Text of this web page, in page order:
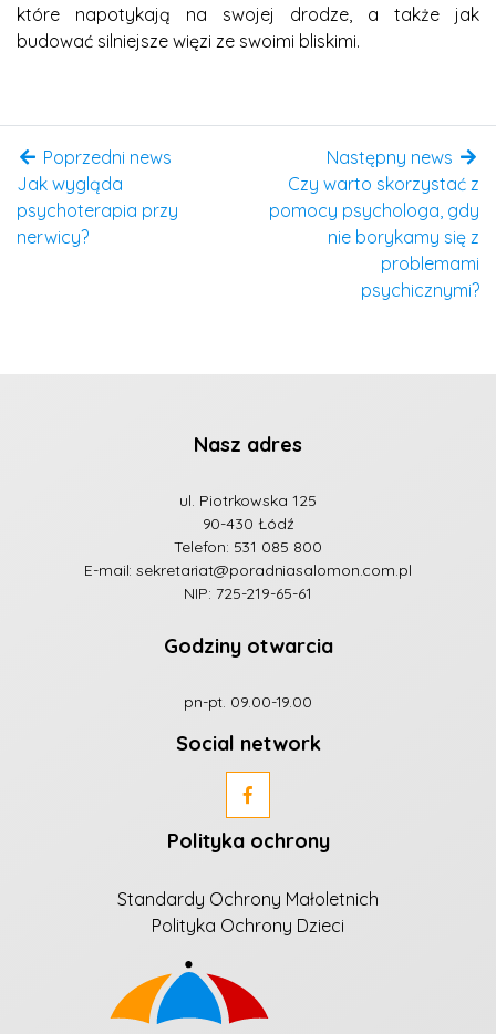
które napotykają na swojej drodze, a także jak
budować silniejsze więzi ze swoimi bliskimi.
Poprzedni news
Jak wygląda
psychoterapia przy
nerwicy?
Następny news
Czy warto skorzystać z
pomocy psychologa, gdy
nie borykamy się z
problemami
psychicznymi?
Nasz adres
ul. Piotrkowska 125
90-430 Łódź
Telefon: 531 085 800
E-mail:sekretariat@poradniasalomon.com.pl
NIP: 725-219-65-61
Godziny otwarcia
pn-pt. 09.00-19.00
Social network
Polityka ochrony
Standardy Ochrony Małoletnich
Polityka Ochrony Dzieci